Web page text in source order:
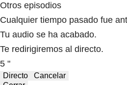
Otros episodios
Cualquier tiempo pasado fue
Tu audio se ha acabado.
Te redirigiremos al directo.
5 "
Directo
Cancelar